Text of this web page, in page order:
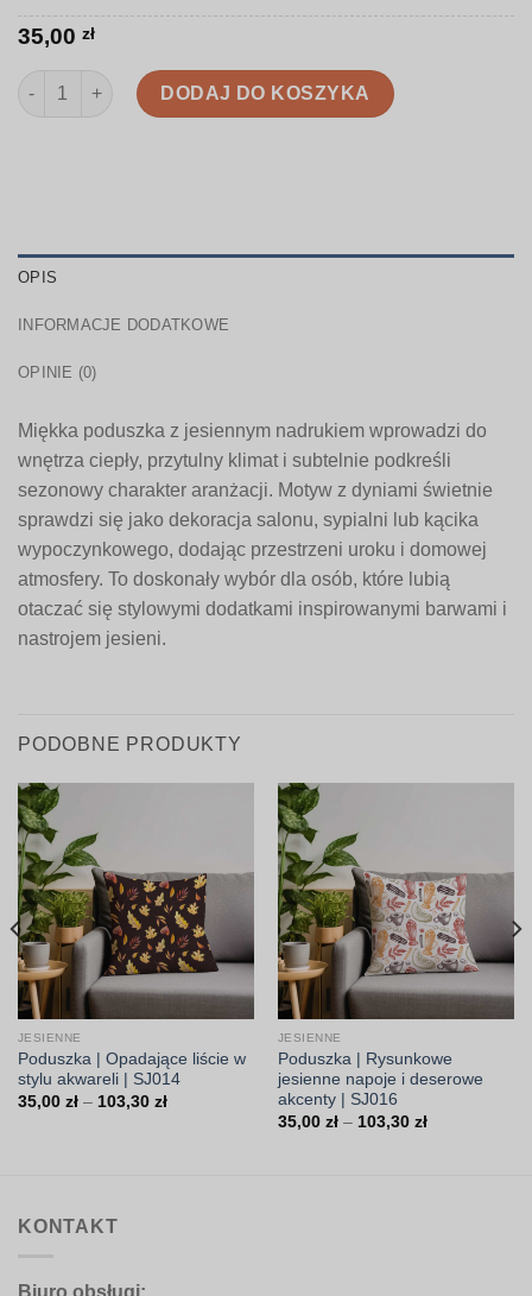
35,00 zł
ilość Poduszka | Jesień z dyniami | SJ006
DODAJ DO KOSZYKA
OPIS
INFORMACJE DODATKOWE
OPINIE (0)
Miękka poduszka z jesiennym nadrukiem wprowadzi do
wnętrza ciepły, przytulny klimat i subtelnie podkreśli
sezonowy charakter aranżacji. Motyw z dyniami świetnie
sprawdzi się jako dekoracja salonu, sypialni lub kącika
wypoczynkowego, dodając przestrzeni uroku i domowej
atmosfery. To doskonały wybór dla osób, które lubią
otaczać się stylowymi dodatkami inspirowanymi barwami i
nastrojem jesieni.
PODOBNE PRODUKTY
JESIENNE
Poduszka | Opadające liście w
stylu akwareli | SJ014
35,00 zł – 103,30 złZakres
JESIENNE
Poduszka | Rysunkowe
jesienne napoje i deserowe
akcenty | SJ016
35,00 zł – 103,30 złZakres
KONTAKT
Biuro obsługi: